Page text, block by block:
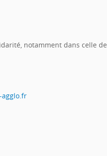
notamment dans celle de
agglo.fr